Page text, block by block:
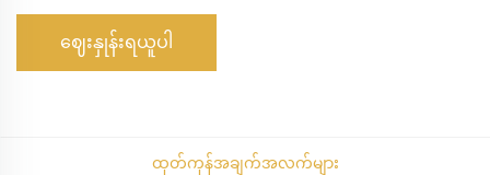
ဈေးနှုန်းရယူပါ
ထုတ်ကုန်အချက်အလက်များ